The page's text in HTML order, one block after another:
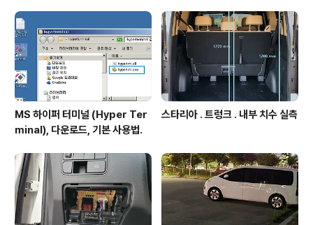
MS 하이퍼 터미널 (Hyper Ter
minal), 다운로드, 기본 사용법.
스타리아 . 트렁크 . 내부 치수 실측